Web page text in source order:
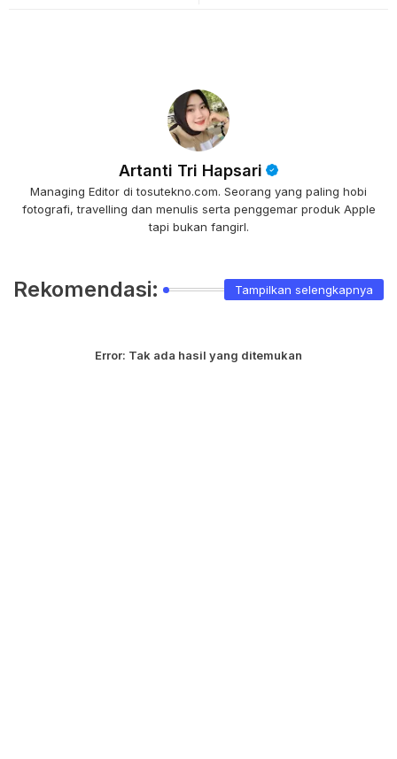
Artanti Tri Hapsari
Managing Editor di tosutekno.com. Seorang yang paling hobi
fotografi, travelling dan menulis serta penggemar produk Apple
tapi bukan fangirl.
Rekomendasi: Tampilkan selengkapnya
Error: Tak ada hasil yang ditemukan